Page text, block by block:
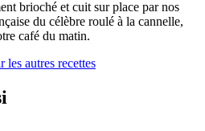
brioché et cuit sur place par nos
du célèbre roulé à la cannelle,
café du matin.
les autres recettes